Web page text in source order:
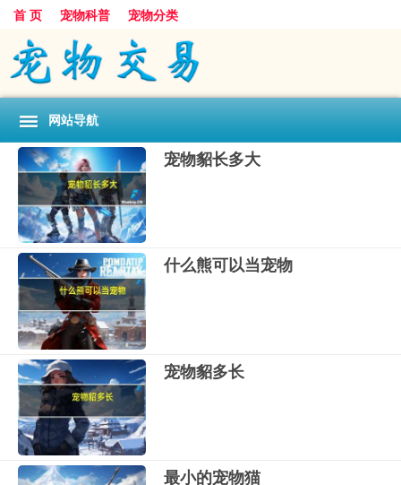
首 页 宠物科普 宠物分类
网站导航
宠物貂长多大
什么熊可以当宠物
宠物貂多长
最小的宠物猫